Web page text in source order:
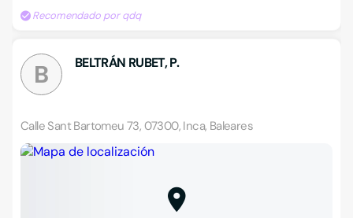
Recomendado por qdq
B BELTRÁN RUBET, P.
Calle Sant Bartomeu 73, 07300, Inca, Baleares